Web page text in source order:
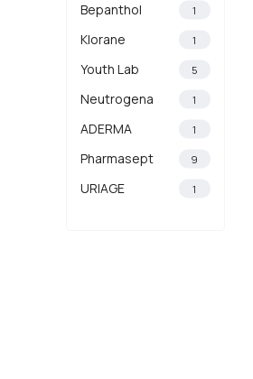
Bepanthol 1
Klorane 1
Youth Lab 5
Neutrogena 1
ADERMA 1
Pharmasept 9
URIAGE 1